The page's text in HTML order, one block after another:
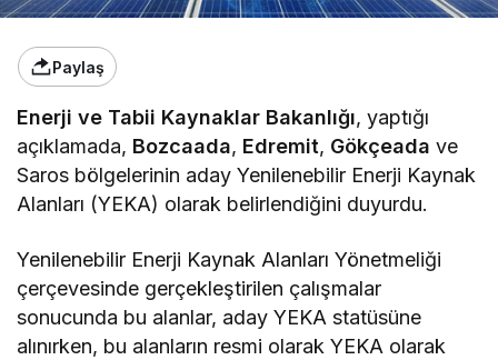
Paylaş
Enerji ve Tabii Kaynaklar Bakanlığı, yaptığı
açıklamada, Bozcaada, Edremit, Gökçeada ve
Saros bölgelerinin aday Yenilenebilir Enerji Kaynak
Alanları (YEKA) olarak belirlendiğini duyurdu.
Yenilenebilir Enerji Kaynak Alanları Yönetmeliği
çerçevesinde gerçekleştirilen çalışmalar
sonucunda bu alanlar, aday YEKA statüsüne
alınırken, bu alanların resmi olarak YEKA olarak